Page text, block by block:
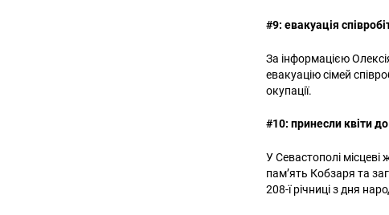
#9: евакуація
За інформацією
евакуацію сімей
окупації.
#10: принесли квіти
У Севастополі
пам’ять Кобзаря та
208-ї річниці з дня